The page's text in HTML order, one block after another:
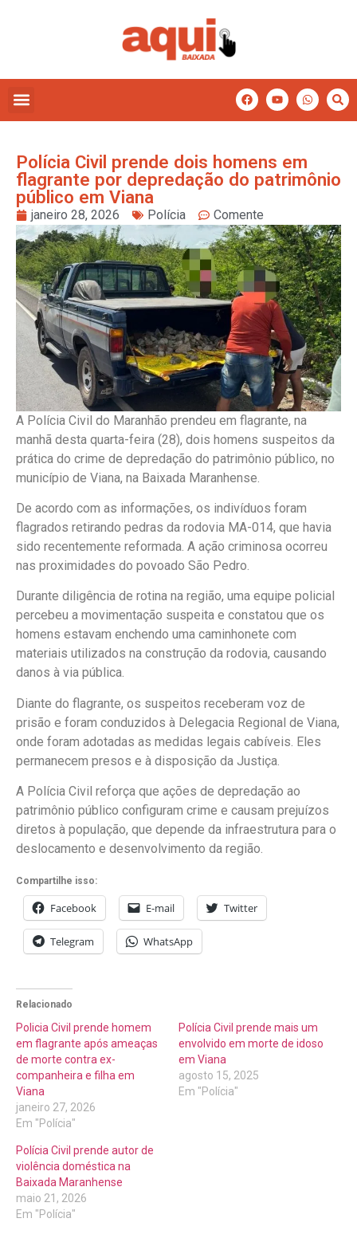
Polícia Civil prende dois homens em
flagrante por depredação do patrimônio
público em Viana
janeiro 28, 2026 Polícia Comente
A Polícia Civil do Maranhão prendeu em flagrante, na
manhã desta quarta-feira (28), dois homens suspeitos da
prática do crime de depredação do patrimônio público, no
município de Viana, na Baixada Maranhense.
De acordo com as informações, os indivíduos foram
flagrados retirando pedras da rodovia MA-014, que havia
sido recentemente reformada. A ação criminosa ocorreu
nas proximidades do povoado São Pedro.
Durante diligência de rotina na região, uma equipe policial
percebeu a movimentação suspeita e constatou que os
homens estavam enchendo uma caminhonete com
materiais utilizados na construção da rodovia, causando
danos à via pública.
Diante do flagrante, os suspeitos receberam voz de
prisão e foram conduzidos à Delegacia Regional de Viana,
onde foram adotadas as medidas legais cabíveis. Eles
permanecem presos e à disposição da Justiça.
A Polícia Civil reforça que ações de depredação ao
patrimônio público configuram crime e causam prejuízos
diretos à população, que depende da infraestrutura para o
deslocamento e desenvolvimento da região.
Compartilhe isso:
Facebook E-mail Twitter
Telegram WhatsApp
Relacionado
Policia Civil prende homem
em flagrante após ameaças
de morte contra ex-
companheira e filha em
Viana
janeiro 27, 2026
Em "Polícia"
Polícia Civil prende mais um
envolvido em morte de idoso
em Viana
agosto 15, 2025
Em "Polícia"
Polícia Civil prende autor de
violência doméstica na
Baixada Maranhense
maio 21, 2026
Em "Polícia"